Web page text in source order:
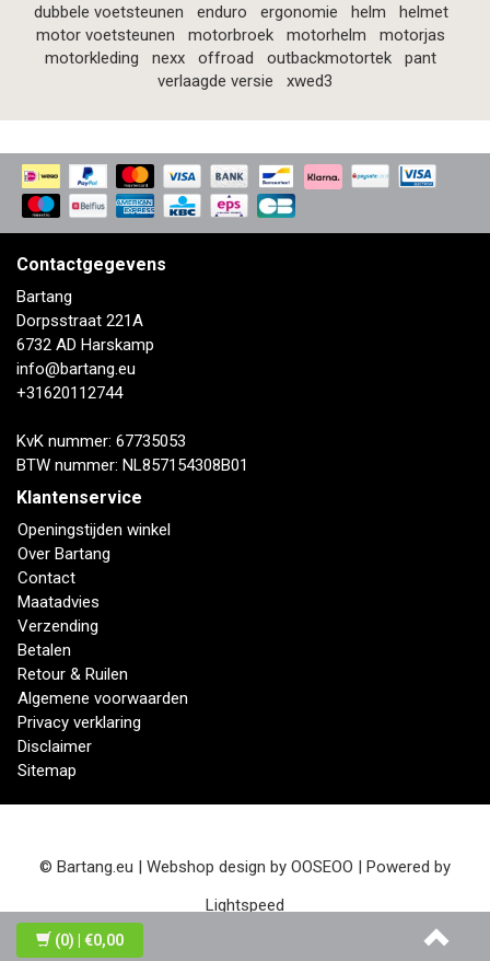
dubbele voetsteunen
enduro ergonomie helm
helmet
motor voetsteunen
motorbroek motorhelm
motorjas
motorkleding
nexx offroad outbackmotortek
pant
verlaagde versie
xwed3
Contactgegevens
Bartang
Dorpsstraat 221A
6732 AD Harskamp
info@bartang.eu
+31620112744
KvK nummer: 67735053
BTW nummer: NL857154308B01
Klantenservice
Openingstijden winkel
Over Bartang
Contact
Maatadvies
Verzending
Betalen
Retour & Ruilen
Algemene voorwaarden
Privacy verklaring
Disclaimer
Sitemap
© Bartang.eu | Webshop design by OOSEOO | Powered by
Lightspeed
(0) | €0,00